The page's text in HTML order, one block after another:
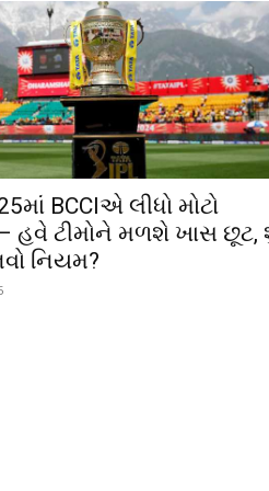
BCCIએ લીધો મોટો
હવે ટીમોને મળશે ખાસ છૂટ,
નિયમ?